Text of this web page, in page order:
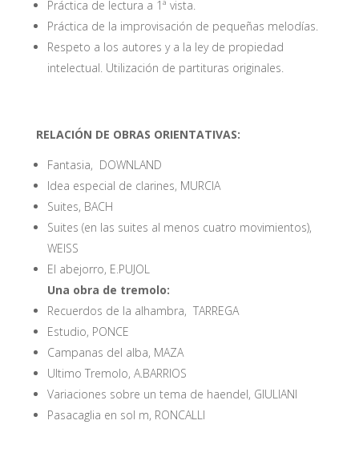
Práctica de lectura a 1ª vista.
Práctica de la improvisación de pequeñas melodías.
Respeto a los autores y a la ley de propiedad
intelectual. Utilización de partituras originales.
RELACIÓN DE OBRAS ORIENTATIVAS:
Fantasia, DOWNLAND
Idea especial de clarines, MURCIA
Suites, BACH
Suites (en las suites al menos cuatro movimientos),
WEISS
El abejorro, E.PUJOL
Una obra de tremolo:
Recuerdos de la alhambra, TARREGA
Estudio, PONCE
Campanas del alba, MAZA
Ultimo Tremolo, A.BARRIOS
Variaciones sobre un tema de haendel, GIULIANI
Pasacaglia en sol m, RONCALLI